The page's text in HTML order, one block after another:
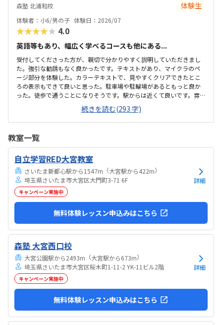
ているわけではありませんが、壁などで視線が分散しにくい工夫がさ
れており、集中しやすい雰囲気だと感じました。月4回（1回50分）で
約12,000円という料金は、我が家にとってはや...
森塾 北浦和校 体験生
体験者：小6/男の子 体験日：2026/07
★★★★★ 4.0
英語等もあり、幅広く学べるコースも他にある...
受付してくださった方が、親切で分かりやすく説明していただきまし
た。強引な勧誘もなく良かったです。テキストがあり、マイクラのペ
ージ部分を体験した。カラーテキストで、見やすくクリアできたとこ
ろの表示もできて良いと思った。駐車場や駐輪場があるともっと良か
った。徒歩で通うことになりそうです。駅からは近くて良いです。雰囲
気も良く、清潔感もあった。部屋が区切られていて、個人スペースも
確保されていて良かった。基本料金以外に、追加料金があまり無さそ
うで良かった。できれば、毎月1万以内で通いたいです。子供に熱心に
気持ちになれて良かった。
続きを読む(293 字)
教室一覧
自立学習RED大宮教室
さいたま新都心駅から1547m （大宮駅から422m）
埼玉県さいたま市大宮区大門町3-71 6F
キャンペーン実施中
詳細
無料体験レッスン申込みはこちら
森塾 大宮西口校
大宮公園駅から2493m （大宮駅から673m）
埼玉県さいたま市大宮区桜木町1-11-2 YK-11ビル2階
キャンペーン実施中
詳細
無料体験レッスン申込みはこちら